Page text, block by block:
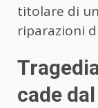
titolare di
riparazioni
cade